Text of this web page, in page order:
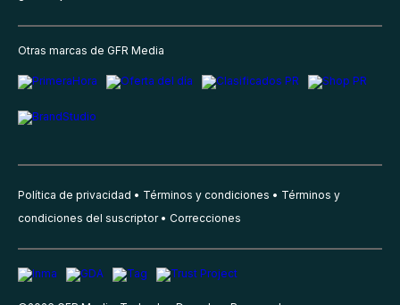
Otras marcas de GFR Media
Política de privacidad Términos y condiciones
Términos y
condiciones del suscriptor
Correcciones